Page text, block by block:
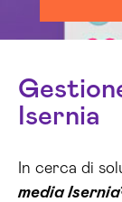
Isernia
In cerca di
media Isernia